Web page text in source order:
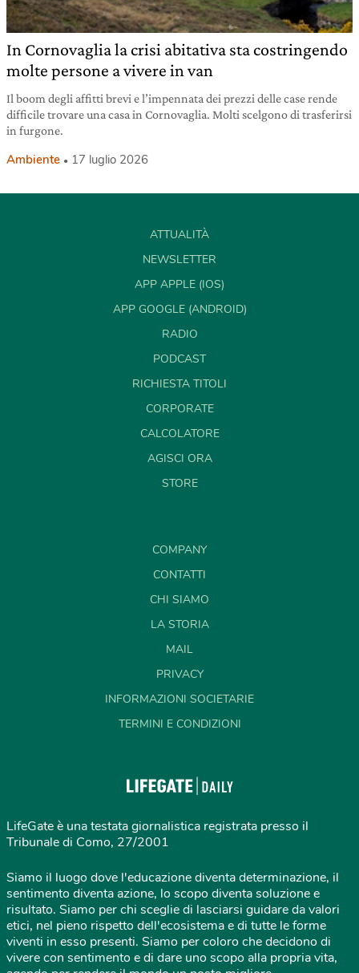
In Cornovaglia la crisi abitativa sta costringendo
molte persone a vivere in van
Il boom degli affitti brevi e l’impennata dei prezzi delle case rende
difficile trovare una casa in Cornovaglia. Molti scelgono di trasferirsi
in furgone.
Ambiente 17 luglio 2026
ATTUALITÀ
NEWSLETTER
APP APPLE (IOS)
APP GOOGLE (ANDROID)
RADIO
PODCAST
RICHIESTA TITOLI
CORPORATE
CALCOLATORE
AGISCI ORA
STORE
COMPANY
CONTATTI
CHI SIAMO
LA STORIA
MAIL
PRIVACY
INFORMAZIONI SOCIETARIE
TERMINI E CONDIZIONI
LifeGate è una testata giornalistica registrata presso il
Tribunale di Como, 27/2001
Siamo il luogo dove l'educazione diventa determinazione, il
sentimento diventa azione, lo scopo diventa soluzione e
risultato. Siamo per chi sceglie di lasciarsi guidare da valori
etici, nel pieno rispetto dell'ecosistema e di tutte le forme
viventi in esso presenti. Siamo per coloro che decidono di
vivere con sentimento e di dare uno scopo alla propria vita,